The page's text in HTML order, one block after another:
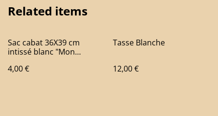
Related items
Sac cabat 36X39 cm
intissé blanc "Mon
4,00 €
Tasse Blanche
12,00 €